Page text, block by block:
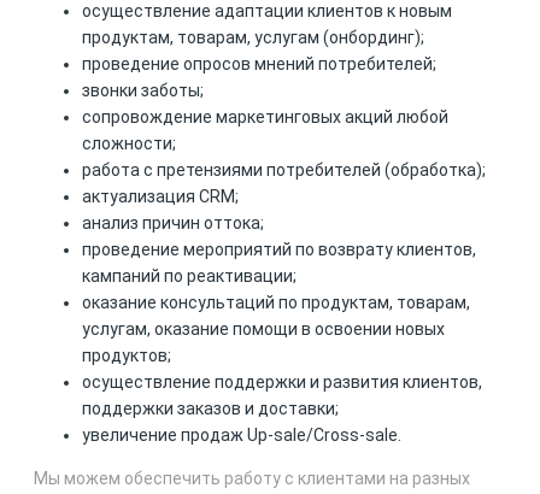
осуществление адаптации клиентов к новым
продуктам, товарам, услугам (онбординг);
проведение опросов мнений потребителей;
звонки заботы;
сопровождение маркетинговых акций любой
сложности;
работа с претензиями потребителей (обработка);
актуализация CRM;
анализ причин оттока;
проведение мероприятий по возврату клиентов,
кампаний по реактивации;
оказание консультаций по продуктам, товарам,
услугам, оказание помощи в освоении новых
продуктов;
осуществление поддержки и развития клиентов,
поддержки заказов и доставки;
увеличение продаж Up-sale/Cross-sale.
Мы можем обеспечить работу с клиентами на разных